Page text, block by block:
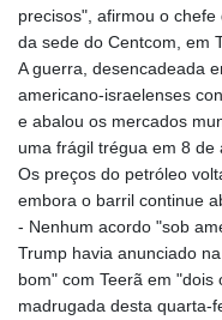
precisos", afirmou o
da sede do Centcom, em
A guerra, desencadeada
americano-israelenses
e abalou os mercados
uma frágil trégua em 8 de
Os preços do petróleo
embora o barril continue
- Nenhum acordo "sob
Trump havia anunciado
bom" com Teerã em
madrugada desta quarta-